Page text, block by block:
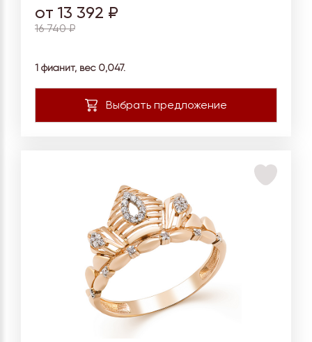
от 13 392 ₽
16 740 ₽
1 фианит, вес 0,047.